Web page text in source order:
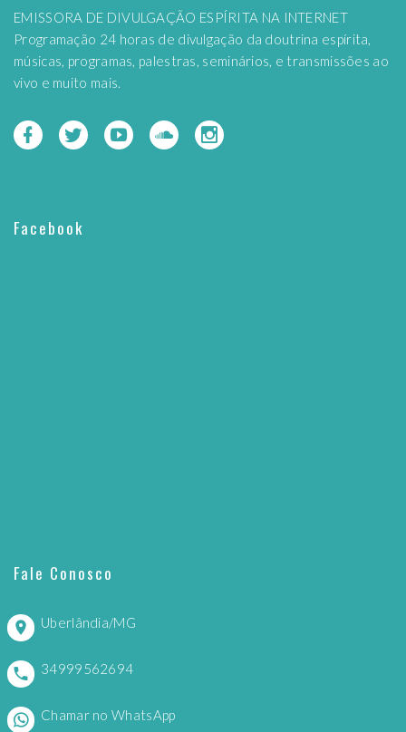
EMISSORA DE DIVULGAÇÃO ESPÍRITA NA INTERNET
Programação 24 horas de divulgação da doutrina espírita,
músicas, programas, palestras, seminários, e transmissões ao
vivo e muito mais.
Facebook
Fale Conosco
Uberlândia/MG
34999562694
Chamar no WhatsApp